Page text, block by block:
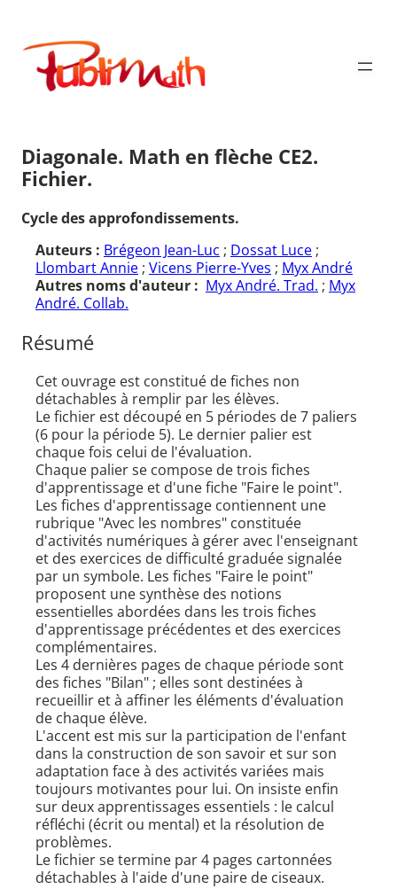
contenu
Publimath
Diagonale. Math en flèche CE2.
Fichier.
Cycle des approfondissements.
Auteurs : Brégeon Jean-Luc ; Dossat Luce ;
Llombart Annie ; Vicens Pierre-Yves ; Myx André
Autres noms d'auteur : Myx André. Trad. ; Myx
André. Collab.
Résumé
Cet ouvrage est constitué de fiches non
détachables à remplir par les élèves.
Le fichier est découpé en 5 périodes de 7 paliers
(6 pour la période 5). Le dernier palier est
chaque fois celui de l'évaluation.
Chaque palier se compose de trois fiches
d'apprentissage et d'une fiche "Faire le point".
Les fiches d'apprentissage contiennent une
rubrique "Avec les nombres" constituée
d'activités numériques à gérer avec l'enseignant
et des exercices de difficulté graduée signalée
par un symbole. Les fiches "Faire le point"
proposent une synthèse des notions
essentielles abordées dans les trois fiches
d'apprentissage précédentes et des exercices
complémentaires.
Les 4 dernières pages de chaque période sont
des fiches "Bilan" ; elles sont destinées à
recueillir et à affiner les éléments d'évaluation
de chaque élève.
L'accent est mis sur la participation de l'enfant
dans la construction de son savoir et sur son
adaptation face à des activités variées mais
toujours motivantes pour lui. On insiste enfin
sur deux apprentissages essentiels : le calcul
réfléchi (écrit ou mental) et la résolution de
problèmes.
Le fichier se termine par 4 pages cartonnées
détachables à l'aide d'une paire de ciseaux.